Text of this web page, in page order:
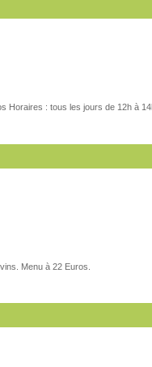
Horaires : tous les jours de 12h à
Menu à 22 Euros.